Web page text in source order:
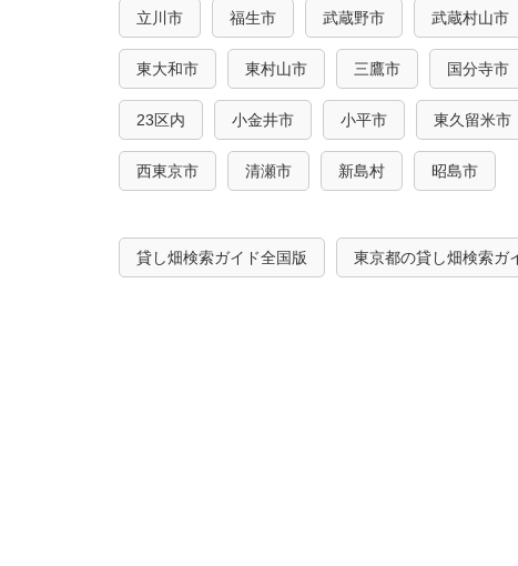
立川市 福生市 武蔵野市 武蔵村山市
東大和市 東村山市 三鷹市 国分寺市
23区内 小金井市 小平市 東久留米市
西東京市 清瀬市 新島村 昭島市
貸し畑検索ガイド全国版 東京都の貸し畑検索ガ